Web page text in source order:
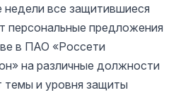
все защитившиеся
персональные предложения
в ПАО «Россети
на различные должности
темы и уровня защиты